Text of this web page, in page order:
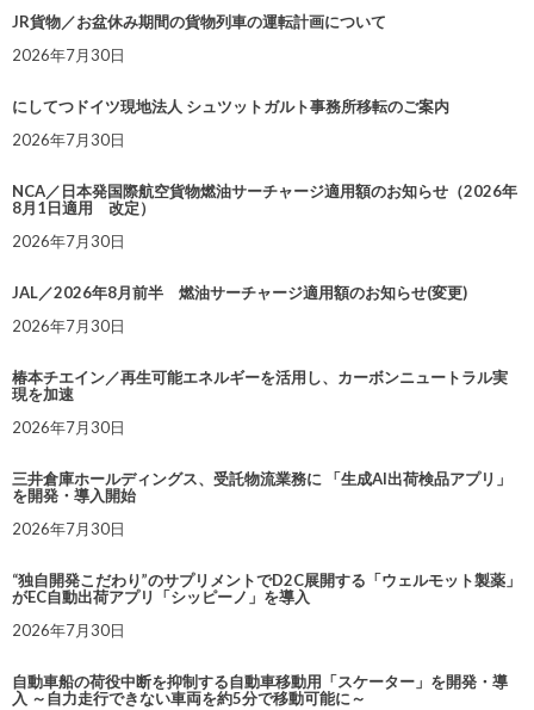
JR貨物／お盆休み期間の貨物列車の運転計画について
2026年7月30日
にしてつドイツ現地法人 シュツットガルト事務所移転のご案内
2026年7月30日
NCA／日本発国際航空貨物燃油サーチャージ適用額のお知らせ（2026年
8月1日適用 改定）
2026年7月30日
JAL／2026年8月前半 燃油サーチャージ適用額のお知らせ(変更)
2026年7月30日
椿本チエイン／再生可能エネルギーを活用し、カーボンニュートラル実
現を加速
2026年7月30日
三井倉庫ホールディングス、受託物流業務に 「生成AI出荷検品アプリ」
を開発・導入開始
2026年7月30日
“独自開発こだわり”のサプリメントでD2C展開する「ウェルモット製薬」
がEC自動出荷アプリ「シッピーノ」を導入
2026年7月30日
自動車船の荷役中断を抑制する自動車移動用「スケーター」を開発・導
入 ～自力走行できない車両を約5分で移動可能に～